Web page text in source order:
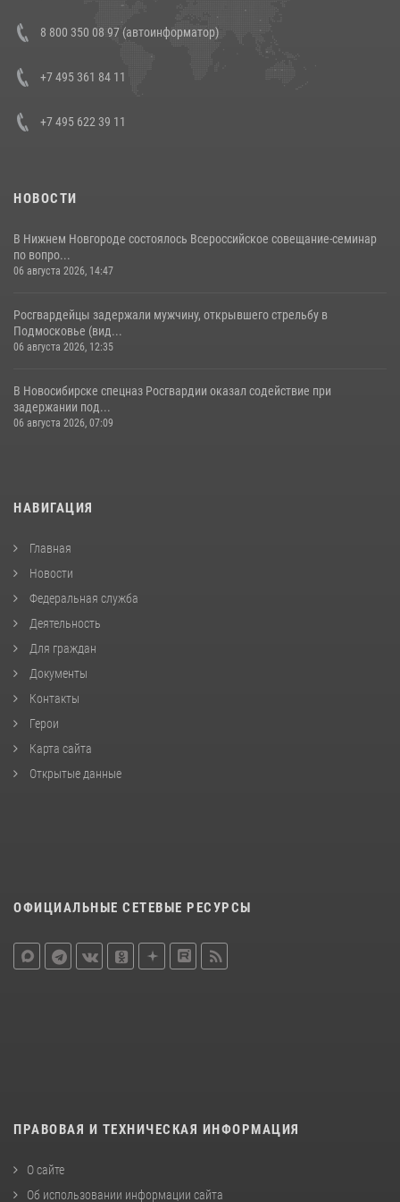
В Росгвардии прошла военно-научная конференция по обобщению
боевого опыта
8 800 350 08 97 (автоинформатор)
+7 495 361 84 11
+7 495 622 39 11
НОВОСТИ
В Нижнем Новгороде состоялось Всероссийское совещание-семинар
по вопро...
06 августа 2026, 14:47
Росгвардейцы задержали мужчину, открывшего стрельбу в
Подмосковье (вид...
06 августа 2026, 12:35
В Новосибирске спецназ Росгвардии оказал содействие при
задержании под...
06 августа 2026, 07:09
НАВИГАЦИЯ
Главная
Новости
Федеральная служба
Деятельность
Для граждан
Документы
Контакты
Герои
Карта сайта
Открытые данные
ОФИЦИАЛЬНЫЕ СЕТЕВЫЕ РЕСУРСЫ
ПРАВОВАЯ И ТЕХНИЧЕСКАЯ ИНФОРМАЦИЯ
О сайте
Об использовании информации сайта